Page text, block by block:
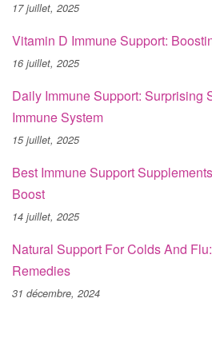
17 juillet, 2025
Vitamin D Immune Support:
16 juillet, 2025
Daily Immune Support: Surprising
Immune System
15 juillet, 2025
Best Immune Support
Boost
14 juillet, 2025
Natural Support For Colds And
Remedies
31 décembre, 2024